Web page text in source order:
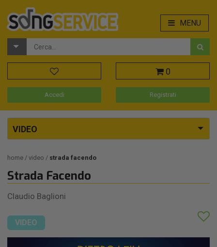
MENU
0
Accedi Registrati
VIDEO
home video strada facendo
Strada Facendo
Claudio Baglioni
VIDEO